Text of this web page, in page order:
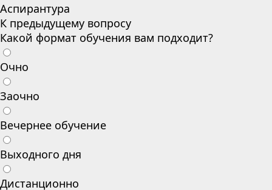
Аспирантура
К предыдущему вопросу
Какой формат обучения вам подходит?
Очно
Заочно
Вечернее обучение
Выходного дня
Дистанционно